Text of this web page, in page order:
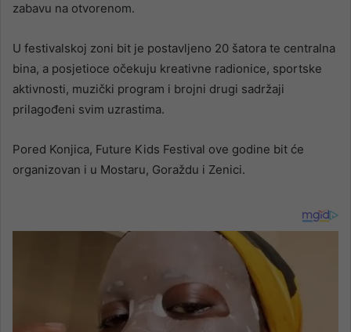
zabavu na otvorenom.
U festivalskoj zoni bit je postavljeno 20 šatora te centralna
bina, a posjetioce očekuju kreativne radionice, sportske
aktivnosti, muzički program i brojni drugi sadržaji
prilagođeni svim uzrastima.
Pored Konjica, Future Kids Festival ove godine bit će
organizovan i u Mostaru, Goraždu i Zenici.